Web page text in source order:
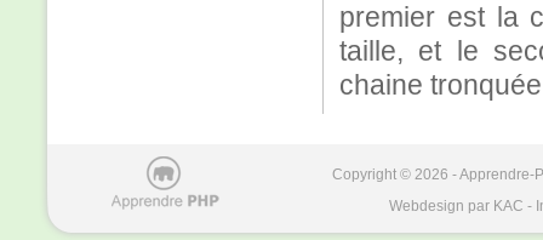
premier est la
taille, et le
chaine
Copyright © 2026 - Apprendre-
Webdesign par KAC -